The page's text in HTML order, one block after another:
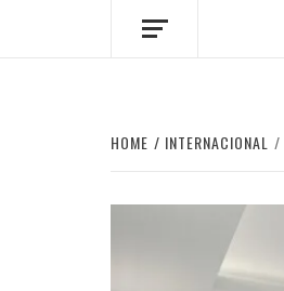
HOME INTERNACIONAL